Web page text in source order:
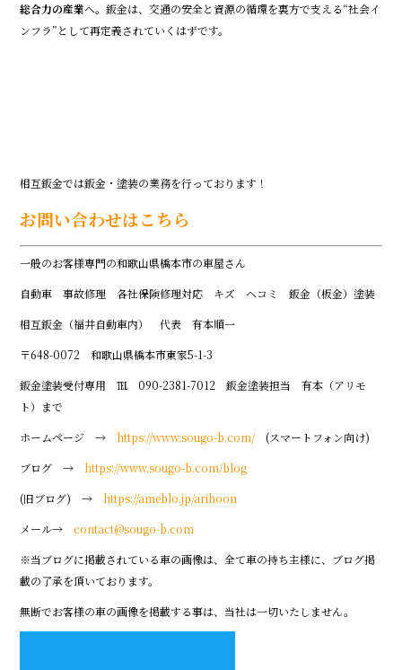
総合力の産業へ。鈑金は、交通の安全と資源の循環を裏方で支える“社会イ
ンフラ”として再定義されていくはずです。
相互鈑金では鈑金・塗装の業務を行っております！
お問い合わせはこちら
一般のお客様専門の和歌山県橋本市の車屋さん
自動車 事故修理 各社保険修理対応 キズ ヘコミ 鈑金（板金）塗装
相互鈑金（福井自動車内） 代表 有本順一
〒648-0072 和歌山県橋本市東家5-1-3
鈑金塗装受付専用 ℡ 090-2381-7012 鈑金塗装担当 有本（アリモ
ト）まで
ホームページ → https://www.sougo-b.com/ (スマートフォン向け)
ブログ → https://www.sougo-b.com/blog
(旧ブログ) → https://ameblo.jp/arihoon
メール→contact@sougo-b.com
※当ブログに掲載されている車の画像は、全て車の持ち主様に、ブログ掲
載の了承を頂いております。
無断でお客様の車の画像を掲載する事は、当社は一切いたしません。